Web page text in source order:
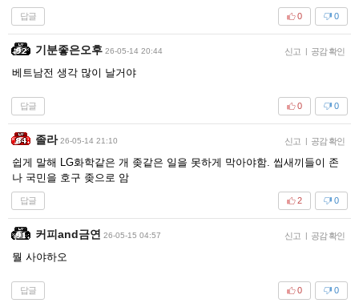
답글 0
0
기분좋은오후 26-05-14 20:44 신고 | 공감 확인
베트남전 생각 많이 날거야
답글 0
0
졸라 26-05-14 21:10 신고 | 공감 확인
쉽게 말해 LG화학같은 개 좆같은 일을 못하게 막아야함. 씹새끼들이 존
나 국민을 호구 좆으로 암
답글 0
2
커피and금연 26-05-15 04:57 신고 | 공감 확인
뭘 사야하오
답글 0
0